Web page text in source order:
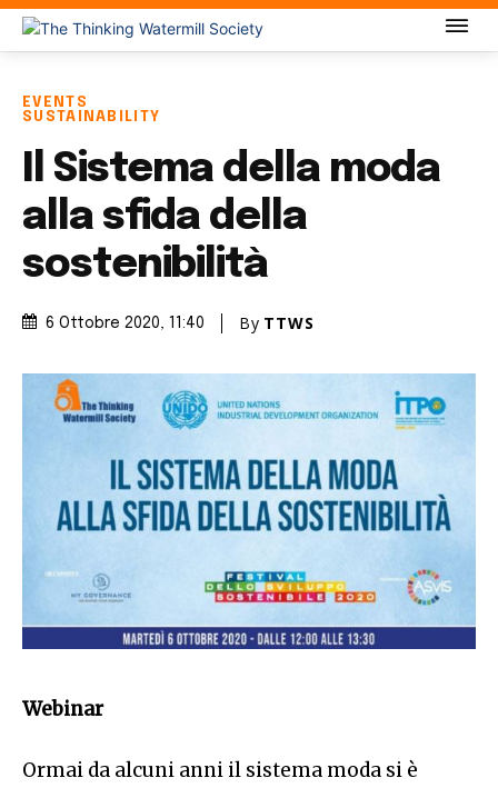
EVENTS
SUSTAINABILITY
Il Sistema della moda
alla sfida della
sostenibilità
6 Ottobre 2020, 11:40 By TTWS
Webinar
Ormai da alcuni anni il sistema moda si è